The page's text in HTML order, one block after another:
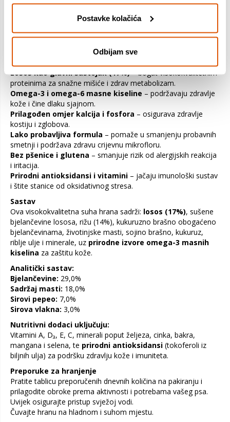
Postavke kolačića
Odbijam sve
kožom i sklonošću iritacijama!
Ključne prednosti PURINA PRO PLAN Medium Adult
Sensitive Skin:
Losos kao glavni sastojak (17%)– bogat visokokvalitetnim
proteinima za snažne mišiće i zdrav metabolizam.
Omega-3 i omega-6 masne kiseline – podržavaju zdravlje
kože i čine dlaku sjajnom.
Prilagođen omjer kalcija i fosfora – osigurava zdravlje
kostiju i zglobova.
Lako probavljiva formula – pomaže u smanjenju probavnih
smetnji i podržava zdravu crijevnu mikrofloru.
Bez pšenice i glutena – smanjuje rizik od alergijskih reakcija
i iritacija.
Prirodni antioksidansi i vitamini – jačaju imunološki sustav
i štite stanice od oksidativnog stresa.
Sastav
Ova visokokvalitetna suha hrana sadrži: losos (17%), sušene
bjelančevine lososa, rižu (14%), kukuruzno brašno obogaćeno
bjelančevinama, životinjske masti, sojino brašno, kukuruz,
riblje ulje i minerale, uz prirodne izvore omega-3 masnih
kiselina za zaštitu kože.
Analitički sastav:
Bjelančevine: 29,0%
Sadržaj masti: 18,0%
Sirovi pepeo: 7,0%
Sirova vlakna: 3,0%
Nutritivni dodaci uključuju:
Vitamini A, D₃, E, C, minerali poput željeza, cinka, bakra,
mangana i selena, te prirodni antioksidansi (tokoferoli iz
biljnih ulja) za podršku zdravlju kože i imuniteta.
Preporuke za hranjenje
Pratite tablicu preporučenih dnevnih količina na pakiranju i
prilagodite obroke prema aktivnosti i potrebama vašeg psa.
Uvijek osigurajte pristup svježoj vodi.
Čuvajte hranu na hladnom i suhom mjestu.